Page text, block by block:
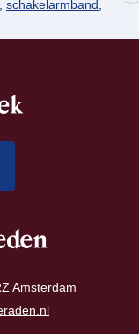
, schakelarmband,
Amsterdam